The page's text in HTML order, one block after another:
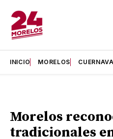
INICIO MORELOS
Morelos
tradicionales